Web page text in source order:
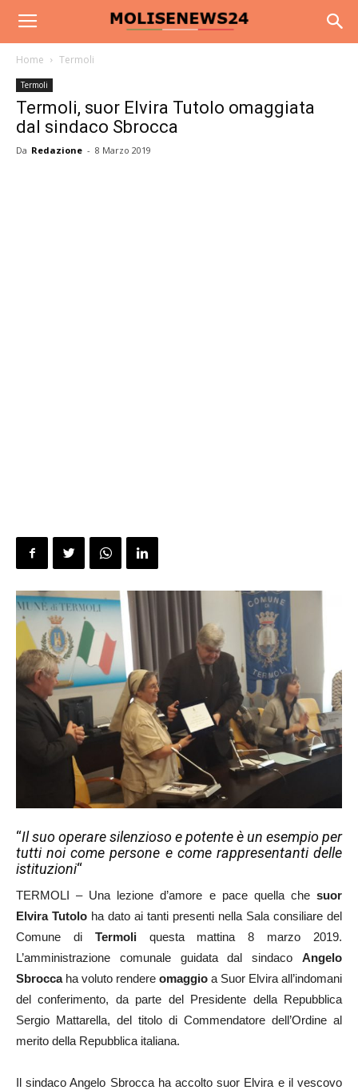
Home Termoli
Termoli
Termoli, suor Elvira Tutolo omaggiata
dal sindaco Sbrocca
Da Redazione - 8 Marzo 2019
“Il suo operare silenzioso e potente è un esempio per
tutti noi come persone e come rappresentanti delle
istituzioni“
TERMOLI – Una lezione d’amore e pace quella che suor
Elvira Tutolo ha dato ai tanti presenti nella Sala consiliare del
Comune di Termoliquesta mattina 8 marzo 2019.
L’amministrazione comunale guidata dal sindaco Angelo
Sbroccaha voluto rendere omaggio a Suor Elvira all’indomani
del conferimento, da parte del Presidente della Repubblica
Sergio Mattarella, del titolo di Commendatore dell’Ordine al
merito della Repubblica italiana.
Il sindaco Angelo Sbrocca ha accolto suor Elvira e il vescovo